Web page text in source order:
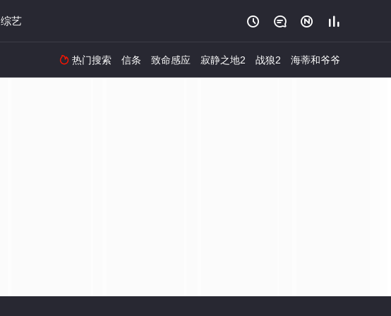
综艺    
 热门搜索 信条 致命感应 寂静之地2 战狼2 海蒂和爷爷